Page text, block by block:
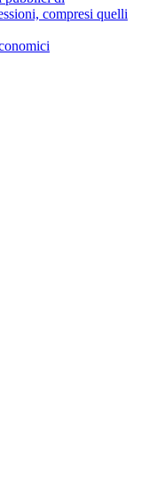
compresi quelli